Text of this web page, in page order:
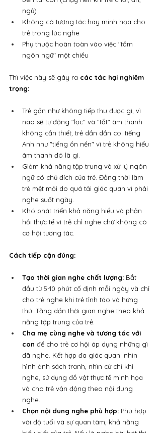
ngủ)
Không có tương tác hay minh họa cho
trẻ trong lúc nghe
Phụ thuộc hoàn toàn vào việc "tắm
ngôn ngữ" một chiều
Thì việc này sẽ gây ra các tác hại nghiêm
trọng:
Trẻ gần như không tiếp thu được gì, vì
não sẽ tự động "lọc" và "tắt" âm thanh
không cần thiết, trẻ dần dần coi tiếng
Anh như "tiếng ồn nền" vì trẻ không hiểu
âm thanh đó là gì.
Giảm khả năng tập trung và xử lý ngôn
ngữ có chủ đích của trẻ. Đồng thời làm
trẻ mệt mỏi do quá tải giác quan vì phải
nghe suốt ngày.
Khó phát triển khả năng hiểu và phản
hồi thực tế vì trẻ chỉ nghe chứ không có
cơ hội tương tác.
Cách tiếp cận đúng:
Tạo thời gian nghe chất lượng: Bắt
đầu từ 5-10 phút cố định mỗi ngày và chỉ
cho trẻ nghe khi trẻ tỉnh táo và hứng
thú. Tăng dần thời gian nghe theo khả
năng tập trung của trẻ.
Cha mẹ cùng nghe và tương tác với
con để cho trẻ cơ hội áp dụng những gì
đã nghe. Kết hợp đa giác quan: nhìn
hình ảnh sách tranh, nhìn cử chỉ khi
nghe, sử dụng đồ vật thực tế minh họa
và cho trẻ vận động theo nội dung
nghe.
Chọn nội dung nghe phù hợp: Phù hợp
với độ tuổi và sự quan tâm, khả năng